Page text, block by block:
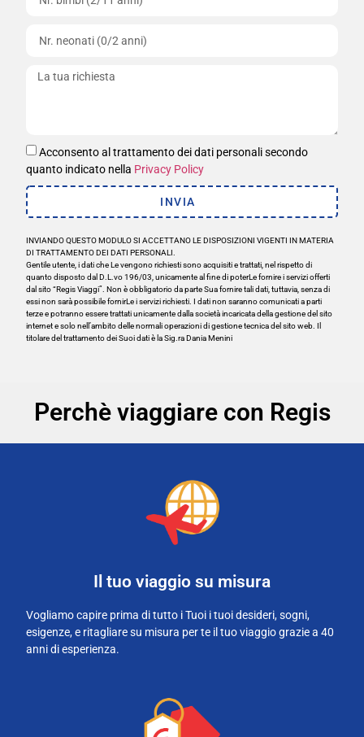
Acconsento al trattamento dei dati personali secondo
quanto indicato nella Privacy Policy
INVIA
INVIANDO QUESTO MODULO SI ACCETTANO LE DISPOSIZIONI VIGENTI IN MATERIA
DI TRATTAMENTO DEI DATI PERSONALI.
Gentile utente, i dati che Le vengono richiesti sono acquisiti e trattati, nel rispetto di
quanto disposto dal D.L.vo 196/03, unicamente al fine di poterLe fornire i servizi offerti
dal sito “Regis Viaggi”. Non è obbligatorio da parte Sua fornire tali dati, tuttavia, senza di
essi non sarà possibile fornirLe i servizi richiesti. I dati non saranno comunicati a parti
terze e potranno essere trattati unicamente dalla società incaricata della gestione del sito
internet e solo nell’ambito delle normali operazioni di gestione tecnica del sito web. Il
titolare del trattamento dei Suoi dati è la Sig.ra Dania Menini
Perchè viaggiare con Regis
Il tuo viaggio su misura
Vogliamo capire prima di tutto i Tuoi i tuoi desideri, sogni,
esigenze, e ritagliare su misura per te il tuo viaggio grazie a 40
anni di esperienza.